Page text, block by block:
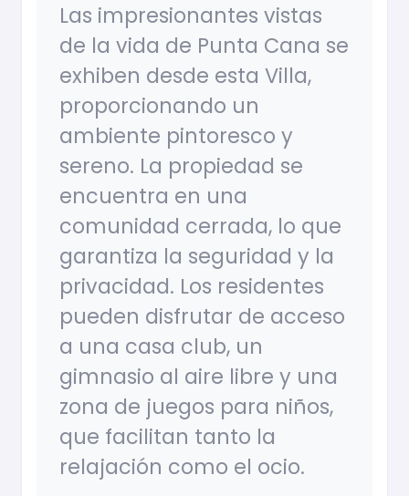
Las impresionantes vistas
de la vida de Punta Cana se
exhiben desde esta Villa,
proporcionando un
ambiente pintoresco y
sereno. La propiedad se
encuentra en una
comunidad cerrada, lo que
garantiza la seguridad y la
privacidad. Los residentes
pueden disfrutar de acceso
a una casa club, un
gimnasio al aire libre y una
zona de juegos para niños,
que facilitan tanto la
relajación como el ocio.